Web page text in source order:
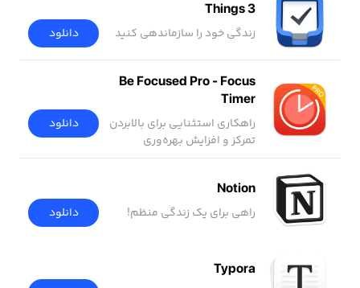
Things 3
زندگی خود را سازماندهی کنید دانلود
Be Focused Pro - Focus
Timer
راهکاری استثنایی برای بالابردن
تمرکز و افزایش بهره‌وری
دانلود
Notion
راهی برای یک زندگی منظم! دانلود
Typora